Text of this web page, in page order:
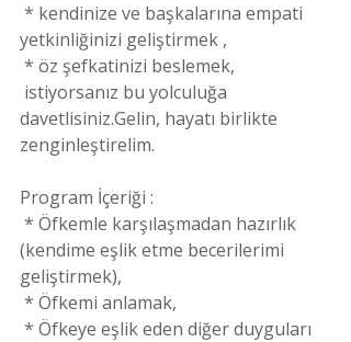
yetkinliğinizi geliştirmek ,
* öz şefkatinizi beslemek,
davetlisiniz.Gelin, hayatı birlikte
zenginleştirelim.
Program İçeriği :
(kendime eşlik etme becerilerimi
geliştirmek),
* Öfkemi anlamak,